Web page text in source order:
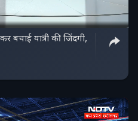
ndtvmpchhattisgarh/
यात्री की जिंदगी,